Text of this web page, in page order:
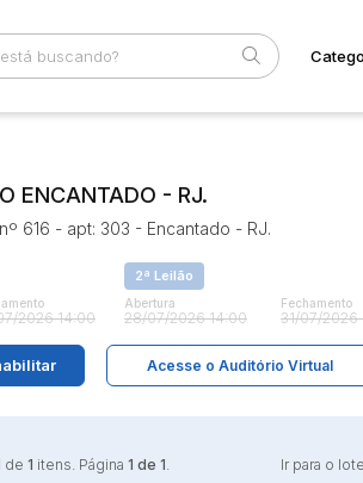
Terreno
ENCANTADO - RJ.
616 - apt: 303 - Encantado - RJ.
2026 14:00
2ª Leilão
Abertura
28/07/2026 14:00
Fechamento
31/07/2026
Acesse o Auditório Virtual
de 1 itens. Página 1 de 1. Ir para o